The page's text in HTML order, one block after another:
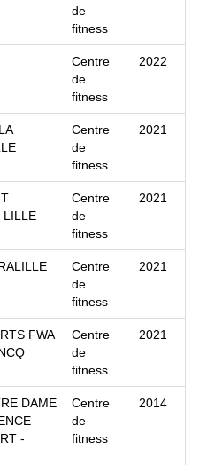
de
fitness
Centre
de
fitness
2022
Centre
de
fitness
2021
LILLE
Centre
de
fitness
2021
Centre
de
fitness
2021
FWA
Centre
de
fitness
2021
DAME
-
Centre
de
fitness
2014